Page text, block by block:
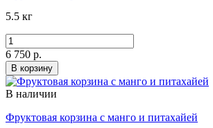
5.5 кг
6 750 р.
В корзину
В наличии
Фруктовая корзина с манго и питахайей